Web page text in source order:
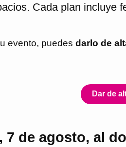
Cada plan incluye
evento, puedes darlo de
Dar de
7 de agosto, al